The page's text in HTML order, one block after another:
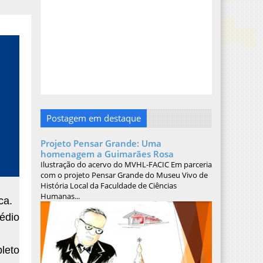
Postagem em destaque
Projeto Pensar Grande: Uma
homenagem a Guimarães Rosa
Ilustração do acervo do MVHL-FACIC Em parceria
com o projeto Pensar Grande do Museu Vivo de
História Local da Faculdade de Ciências
Humanas...